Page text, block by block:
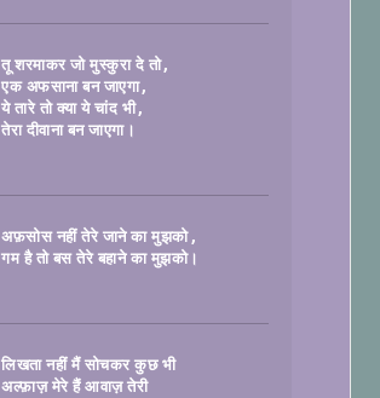
तू शरमाकर जो मुस्कुरा दे तो
एक अफसाना बन जाएगा
ये तारे तो क्या ये चांद भी
तेरा दीवाना बन जाएगा।
अफ़सोस नहीं तेरे जाने का मुझको
गम है तो बस तेरे बहाने का मुझको।
लिखता नहीं मैं सोचकर कुछ भी
अल्फ़ाज़ मेरे हैं आवाज़ तेरी